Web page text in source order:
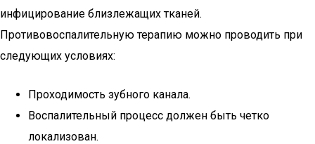
инфицирование близлежащих тканей.
Противовоспалительную терапию можно проводить при
следующих условиях:
Проходимость зубного канала.
Воспалительный процесс должен быть четко
локализован.